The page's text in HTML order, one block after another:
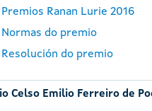
Premios Ranan Lurie 2016
Normas do premio
Resolución do premio
Celso Emilio Ferreiro de